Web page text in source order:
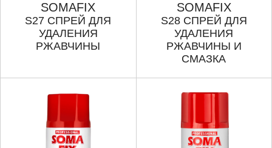
SOMAFIX
S27 СПРЕЙ ДЛЯ
УДАЛЕНИЯ
РЖАВЧИНЫ
SOMAFIX
S28 СПРЕЙ ДЛЯ
УДАЛЕНИЯ
РЖАВЧИНЫ И
СМАЗКA